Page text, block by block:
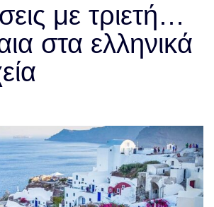
με τριετή…
στα ελληνικά